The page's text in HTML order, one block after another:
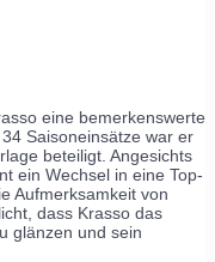
eine bemerkenswerte
Saisoneinsätze war er
beteiligt. Angesichts
ein Wechsel in eine Top-
Aufmerksamkeit von
dass Krasso das
glänzen und sein